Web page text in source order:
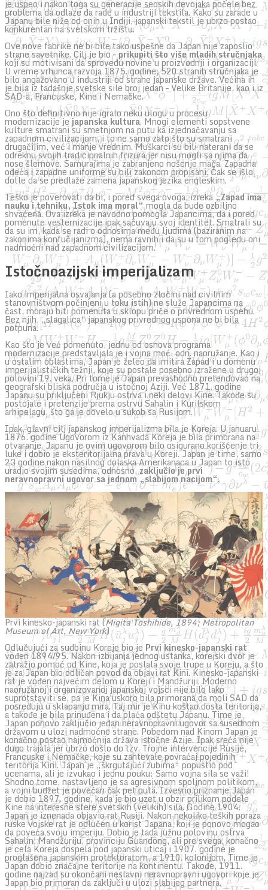
je uspeo i nakon toga su generacije seoskih devojaka počele bez
problema da odlaze da rade u industriji tekstila. Kako su zarade u
Japanu bile niže od onih u Indiji, japanski tekstil je ubrzo postao
konkurentan na svetskom tržištu.
Ove nove fabrike ne bi bile tako uspešne da Japan nije zaposlio
strane savetnike. Cilj je bio –prikupiti što više mladih stručnjaka
koji su motivisani da sprovedu novine u proizvodnji i organizaciji.
U vreme vrhunca razvoja 1875. godine, 520 stranih stručnjaka je
bilo angažovano u industriji od strane japanske države. Većina ih
je bila iz tadašnje svetske sile broj jedan – Velike Britanije, kao i iz
SAD-a, Francuske, Kine i Nemačke.
Ono što definitivno nije igralo neku ulogu u procesu
modernizacije je japanska kultura. Mnogi elementi sopstvene
kulture smatrani su smetnjom na putu ka izjednačavanju sa
zapadnom civilizacijom, i to ne samo zato što su smatrani
drugačijim, već i manje vrednim. Muškarci su bili naterani da se
odreknu svojih tradicionalnih frizura jer nisu mogli sa njima da
nose šlemove. Samurajima je zabranjeno nošenje mača. Zapadna
odeća i zapadne uniforme su bili zakonom propisani. Čak se išlo
dotle da se predlaže zamena japanskog jezika engleskim.
Teško je poverovati da bi, i pored svega ovoga, izreka „Zapad ima
nauku i tehniku, Istok ima moral“mogla da bude ozbiljno
shvaćena. Ova izreka je navodno pomogla Japancima, da i pored
pomenute vesternizacije ipak sačuvaju svoj identitet. Smatrali su
da su im, kada se radi o odnosima među ljudima (baziranim na
zakonima konfučijanizma), nema ravnih i da su u tom pogledu oni
nadmoćni nad zapadnom civilizacijom.
Istočnoazijski imperijalizam
Iako imperijalna osvajanja (a posebno zločini nad civilnim
stanovništvom počinjeni u toku istih) ne služe Japancima na
čast, moraju biti pomenuta u sklopu priče o privrednom uspehu.
Bez njih, „slagalica“ japanskog privrednog uspona ne bi bila
potpuna.
Kao što je već pomenuto, jednu od osnova programa
modernizacije predstavljala je i vojna moć, odn. naoružanje. Kao i
u ostalim oblastima, Japan je želeo da imitira Zapad i u domenu
imperijalističkih težnji, koje su postale posebno izražene u drugoj
polovini 19. veka. Pri tome je Japan prevashodno pretendovao na
geografski bliska područja u istočnoj Aziji. Već 1871. godine
Japanu su priključeni Rjukju ostrva i neki delovi Kine. Takođe su
postojale i pretenzije prema ostrvu Sahalin i Kurilskom
arhipelagu, što ga je dovelo u sukob sa Rusijom.
Ipak, glavni cilj japanskog imperijalizma bila je Koreja. U januaru
1876. godine Ugovorom iz Kanhvada Koreja je bila primorana na
otvaranje. Japanu je ovim ugovorom bilo osigurano korišćenje tri
luke i dobio je eksteritorijalna prava u Koreji. Japan je time, samo
23 godine nakon nasilnog dolaska Amerikanaca u Japan to isto
uradio svojim susedima, odnosno,zaključio je prvi
neravnopravni ugovor sa jednom „slabijom nacijom“.
Prvi kinesko-japanski rat (Migita Toshihide, 1894; Metropolitan
Museum of Art, New York)
Odlučujući za sudbinu Koreje bio je Prvi kinesko-japanski rat
vođen 1894/95. Nakon izbijanja jednog ustanka, korejski dvor je
zatražio pomoć od Kine, koja je poslala svoje trupe u Koreju, a što
je za Japan bio odličan povod da objavi rat Kini. Kinesko-japanski
rat je vođen najvećim delom u Koreji i Mandžuriji. Moderno
naoružanoj i organizovanoj japanskoj vojsci nije bilo lako
suprotstaviti se, pa je Kina uskoro bila primorana da moli SAD da
posreduju u sklapanju mira. Taj mir je Kinu koštao dosta teritorija,
a takođe je bila prinuđena i da plaća odštetu Japanu. Time je
Japan ponovo zaključio jedan neravnopravni ugovor sa susednom
državom u ulozi nadmoćne strane. Pobedom nad Kinom Japan je
konačno postao najmoćnija država istočne Azije. Ipak sreća nije
dugo trajala jer ubrzo došlo do tzv. Trojne intervencije Rusije,
Francuske i Nemačke, koje su zahtevale povraćaj pojedinih
teritorija Kini. Japan je „škrgutajući zubima“ popustio pod
ucenama, ali je izvukao i jednu pouku: Samo vojna sila se važi!
Shodno tome, nastavljeno je sa agresivnom spoljnom politikom,
a vojni budžet je povećan čak pet puta. Izvesno priznanje Japan
je dobio 1897. godine, kada je bio uzet u obzir prilikom podele
Kine na interesne sfere svetskih (velikih) sila. Godine 1904.
Japan je iznenada objavio rat Rusiji. Nakon nekoliko teških poraza
ruske vojske rat je odlučen u korist Japana, koji je ponovo mogao
da poveća svoju imperiju. Dobio je tada južnu polovinu ostrva
Sahalin, Mandžuriju, provinciju Guandong, ali pre svega, konačno
je cela Koreja dospela pod japanski uticaj i 1907. godine je
proglašena japanskim protektoratom, a 1910. kolonijom. Time je
Japan dobio značajne teritorije na kontinentu. Takođe, 1911.
godine najzad su okončani neslavni neravnopravni ugovori koje je
Japan bio primoran da zaključi u ulozi slabijeg partnera.